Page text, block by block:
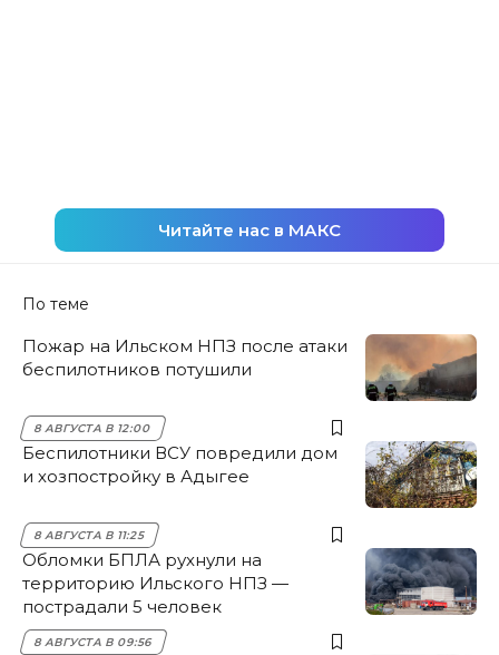
Читайте нас в МАКС
По теме
Пожар на Ильском НПЗ после атаки
беспилотников потушили
8 АВГУСТА В 12:00
Беспилотники ВСУ повредили дом
и хозпостройку в Адыгее
8 АВГУСТА В 11:25
Обломки БПЛА рухнули на
территорию Ильского НПЗ —
пострадали 5 человек
8 АВГУСТА В 09:56